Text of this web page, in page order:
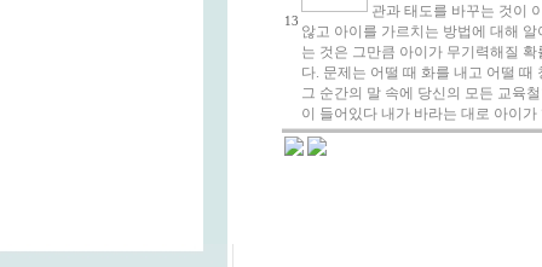
13
관과 태도를 바꾸는 것이
않고 아이를 가르치는 방법에 대해
는 것은 그만큼 아이가 무기력해질
다. 문제는 어떨 때 화를 내고 어떨
그 순간의 말 속에 당신의 모든 교육
이 들어있다 내가 바라는 대로 아이가